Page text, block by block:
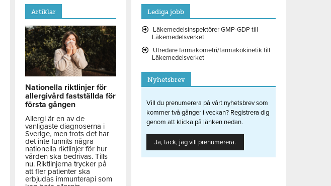
Artiklar
Nationella riktlinjer för
allergivård fastställda för
första gången
Allergi är en av de
vanligaste diagnoserna i
Sverige, men trots det har
det inte funnits några
nationella riktlinjer för hur
vården ska bedrivas. Tills
nu. Riktlinjerna trycker på
att fler patienter ska
erbjudas immunterapi som
Lediga jobb
Läkemedelsinspektörer GMP-GDP till
Läkemedelsverket
Utredare farmakometri/farmakokinetik till
Läkemedelsverket
Nyhetsbrev
Vill du prenumerera på vårt nyhetsbrev som
kommer två gånger i veckan? Registrera dig
genom att klicka på länken nedan.
Ja, tack, jag vill prenumerera.